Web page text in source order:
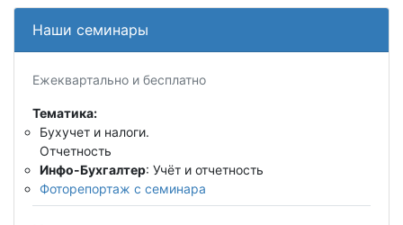
Наши семинары
Ежеквартально и бесплатно
Тематика:
Бухучет и налоги.
Отчетность
Инфо-Бухгалтер: Учёт и отчетность
Фоторепортаж с семинара